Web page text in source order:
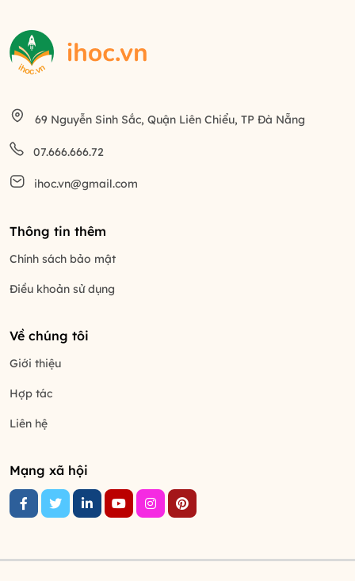
69 Nguyễn Sinh Sắc, Quận Liên Chiểu, TP Đà Nẵng
07.666.666.72
ihoc.vn@gmail.com
Thông tin thêm
Chính sách bảo mật
Điều khoản sử dụng
Về chúng tôi
Giới thiệu
Hợp tác
Liên hệ
Mạng xã hội